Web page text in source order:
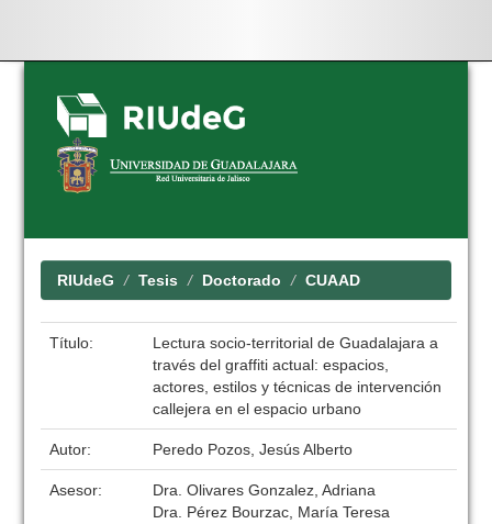
Skip
navigation
RIUdeG Tesis Doctorado CUAAD
Título:
Lectura socio-territorial de Guadalajara a
través del graffiti actual: espacios,
actores, estilos y técnicas de intervención
callejera en el espacio urbano
Autor: Peredo Pozos, Jesús Alberto
Asesor:
Dra. Olivares Gonzalez, Adriana
Dra. Pérez Bourzac, María Teresa